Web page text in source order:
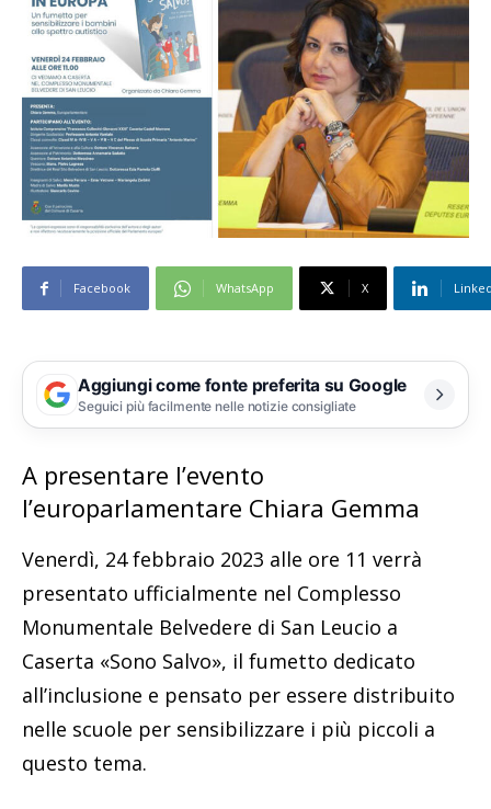
Facebook WhatsApp X
Aggiungi come fonte preferita su Google
Seguici più facilmente nelle notizie consigliate
A presentare l’evento
l’europarlamentare Chiara Gemma
Venerdì, 24 febbraio 2023 alle ore 11 verrà
presentato ufficialmente nel Complesso
Monumentale Belvedere di San Leucio a
Caserta «Sono Salvo», il fumetto dedicato
all’inclusione e pensato per essere distribuito
nelle scuole per sensibilizzare i più piccoli a
questo tema.